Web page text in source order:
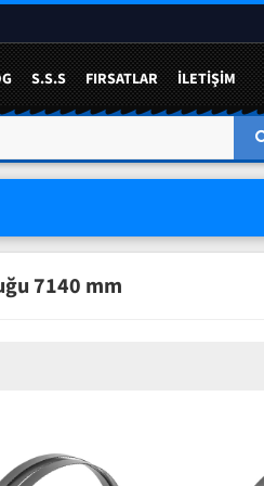
S.S.S FIRSATLAR İLETIŞIM
7140 mm
3 LÜ SETLERDE AVANTAJLI FIYATLAR